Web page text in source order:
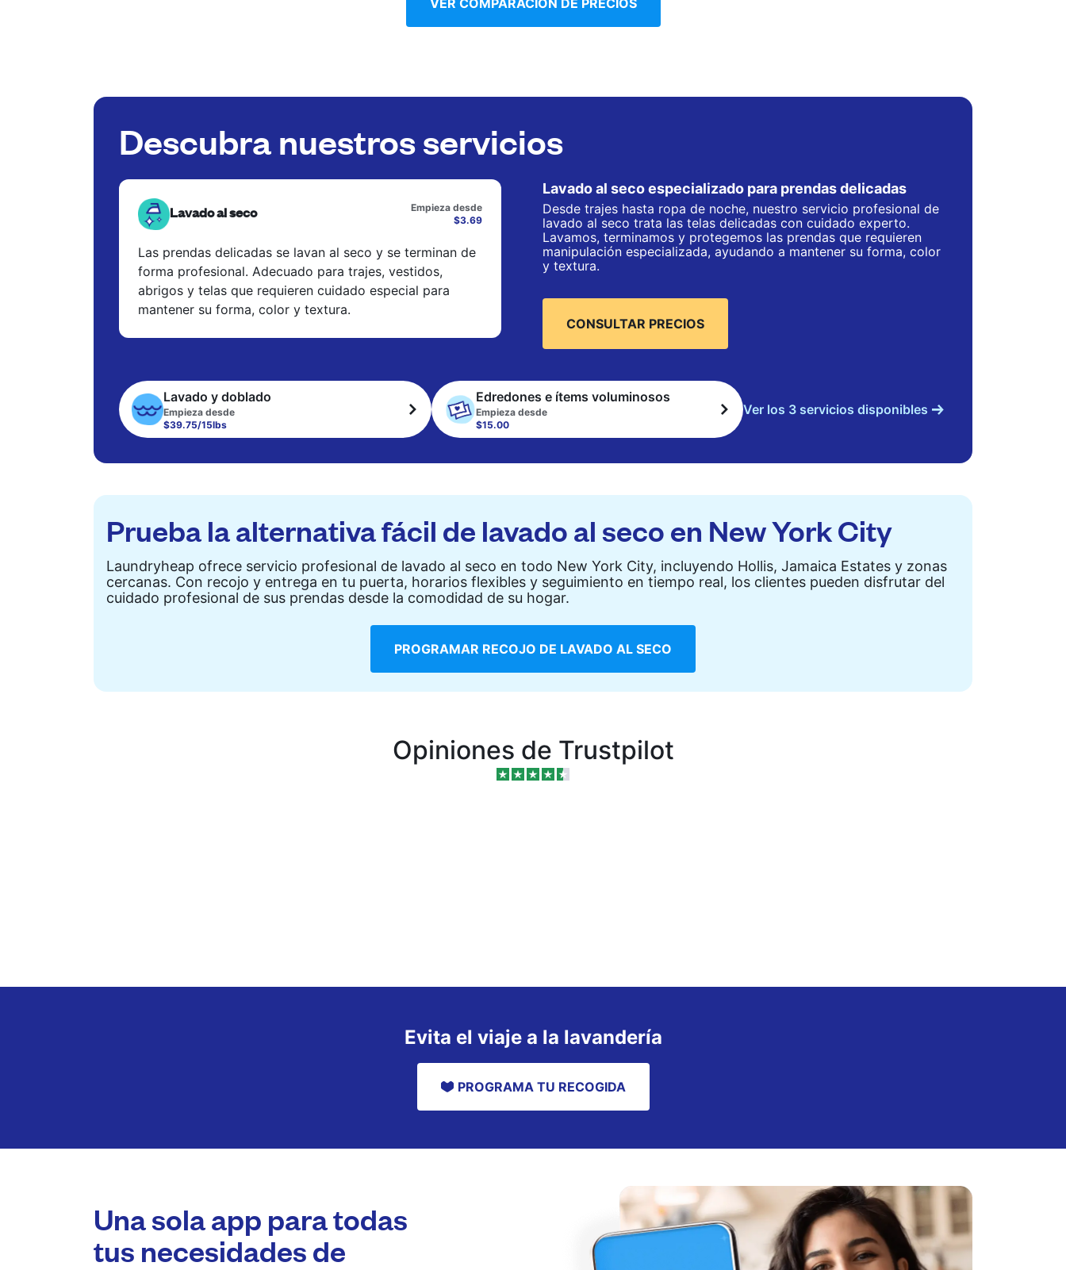
VER COMPARACIÓN DE PRECIOS
Descubra nuestros servicios
Lavado al seco
Empieza desde
$3.69
Las prendas delicadas se lavan al seco y se terminan de
forma profesional. Adecuado para trajes, vestidos,
abrigos y telas que requieren cuidado especial para
mantener su forma, color y textura.
Lavado al seco especializado para prendas delicadas
Desde trajes hasta ropa de noche, nuestro servicio profesional de
lavado al seco trata las telas delicadas con cuidado experto.
Lavamos, terminamos y protegemos las prendas que requieren
manipulación especializada, ayudando a mantener su forma, color
y textura.
CONSULTAR PRECIOS
Lavado y doblado
Empieza desde
$39.75/15lbs
Edredones e ítems voluminosos
Empieza desde
$15.00
Ver los 3 servicios disponibles
Prueba la alternativa fácil de lavado al seco en New York City
Laundryheap ofrece servicio profesional de lavado al seco en todo New York City, incluyendo Hollis, Jamaica Estates y zonas
cercanas. Con recojo y entrega en tu puerta, horarios flexibles y seguimiento en tiempo real, los clientes pueden disfrutar del
cuidado profesional de sus prendas desde la comodidad de su hogar.
PROGRAMAR RECOJO DE LAVADO AL SECO
Opiniones de Trustpilot
Evita el viaje a la lavandería
PROGRAMA TU RECOGIDA
Una sola app para todas
tus necesidades de